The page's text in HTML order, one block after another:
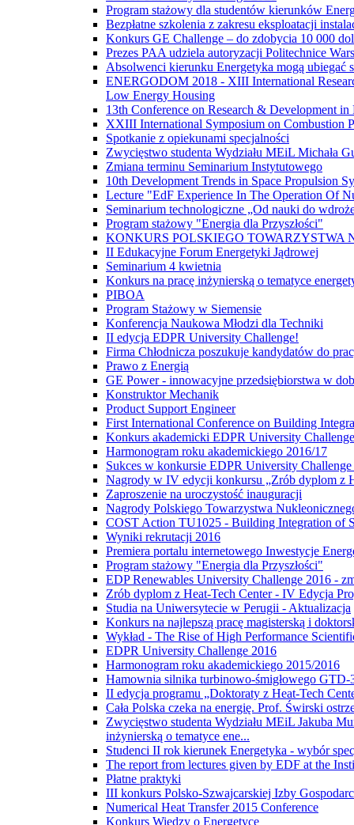
Program stażowy dla studentów kierunków
Bezpłatne szkolenia z zakresu eksploatacji
Konkurs GE Challenge – do zdobycia 10 000
Prezes PAA udziela autoryzacji Politechnice
Absolwenci kierunku Energetyka mogą ubiegać
ENERGODOM 2018 - XIII International
Low Energy Housing
13th Conference on Research & Development
XXIII International Symposium on Combustion
Spotkanie z opiekunami specjalności
Zwycięstwo studenta Wydziału MEiL Michała
Zmiana terminu Seminarium Instytutowego
10th Development Trends in Space Propulsion
Lecture "EdF Experience In The Operation Of
Seminarium technologiczne „Od nauki do
Program stażowy "Energia dla Przyszłości"
KONKURS POLSKIEGO TOWARZYSTWA
II Edukacyjne Forum Energetyki Jądrowej
Seminarium 4 kwietnia
Konkurs na pracę inżynierską o tematyce
PIBOA
Program Stażowy w Siemensie
Konferencja Naukowa Młodzi dla Techniki
II edycja EDPR University Challenge!
Firma Chłodnicza poszukuje kandydatów do
Prawo z Energią
GE Power - innowacyjne przedsiębiorstwa w
Konstruktor Mechanik
Product Support Engineer
First International Conference on Building
Konkurs akademicki EDPR University
Harmonogram roku akademickiego 2016/17
Sukces w konkursie EDPR University Challenge
Nagrody w IV edycji konkursu „Zrób dyplom z
Zaproszenie na uroczystość inauguracji
Nagrody Polskiego Towarzystwa
COST Action TU1025 - Building Integration of
Wyniki rekrutacji 2016
Premiera portalu internetowego Inwestycje
Program stażowy "Energia dla Przyszłości"
EDP Renewables University Challenge 2016 -
Zrób dyplom z Heat-Tech Center - IV Edycja
Studia na Uniwersytecie w Perugii - Aktualizacja
Konkurs na najlepszą pracę magisterską i
Wykład - The Rise of High Performance
EDPR University Challenge 2016
Harmonogram roku akademickiego 2015/2016
Hamownia silnika turbinowo-śmigłowego GTD-
II edycja programu „Doktoraty z Heat-Tech
Cała Polska czeka na energię. Prof. Świrski
Zwycięstwo studenta Wydziału MEiL Jakuba
inżynierską o tematyce ene...
Studenci II rok kierunek Energetyka - wybór
The report from lectures given by EDF at the
Płatne praktyki
III konkurs Polsko-Szwajcarskiej Izby
Numerical Heat Transfer 2015 Conference
Konkurs Wiedzy o Energetyce